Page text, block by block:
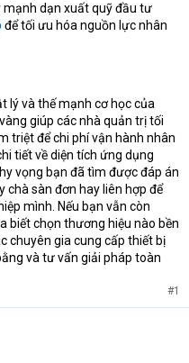
mạnh dạn xuất quỹ đầu tư
để tối ưu hóa nguồn lực nhân
lý và thế mạnh cơ học của
giúp các nhà quản trị tối
triệt để chi phí vận hành nhân
tiết về diện tích ứng dụng
vọng bạn đã tìm được đáp án
chà sàn đơn hay liên hợp để
mình. Nếu bạn vẫn còn
biết chọn thương hiệu nào bền
chuyên gia cung cấp thiết bị
và tư vấn giải pháp toàn
#1